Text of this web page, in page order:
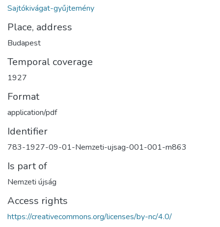
Sajtókivágat-gyűjtemény
Place, address
Budapest
Temporal coverage
1927
Format
application/pdf
Identifier
783-1927-09-01-Nemzeti-ujsag-001-001-m863
Is part of
Nemzeti újság
Access rights
https://creativecommons.org/licenses/by-nc/4.0/